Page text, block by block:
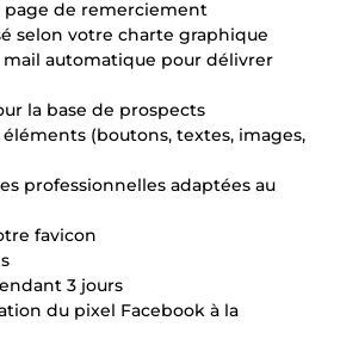
page de remerciement
selon votre charte graphique
automatique pour délivrer
la base de prospects
(boutons, textes, images,
professionnelles adaptées au
favicon
3 jours
du pixel Facebook à la